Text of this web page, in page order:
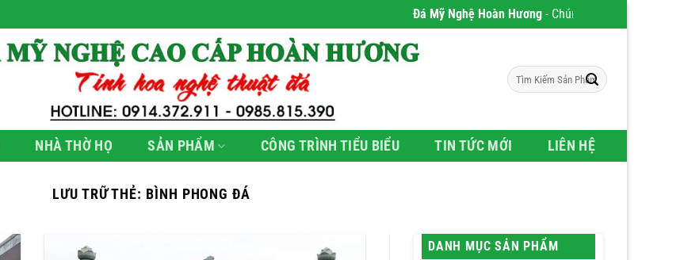
Đá Mỹ Nghệ Hoàn Hương- Chúng tôi chuyên phân phối Sản
Tìm
kiếm:
NHÀ THỜ HỌ SẢN PHẨM CÔNG TRÌNH TIỂU BIỂU TIN TỨC MỚI LIÊN HỆ
LƯU TRỮ THẺ: BÌNH PHONG ĐÁ
DANH MỤC SẢN PHẨM